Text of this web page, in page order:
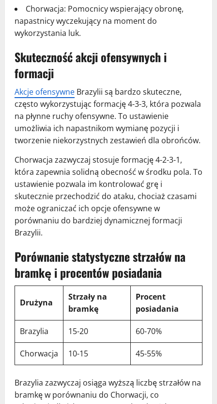
Chorwacja: Pomocnicy wspierający obronę,
napastnicy wyczekujący na moment do
wykorzystania luk.
Skuteczność akcji ofensywnych i
formacji
Akcje ofensywne Brazylii są bardzo skuteczne,
często wykorzystując formację 4-3-3, która pozwala
na płynne ruchy ofensywne. To ustawienie
umożliwia ich napastnikom wymianę pozycji i
tworzenie niekorzystnych zestawień dla obrońców.
Chorwacja zazwyczaj stosuje formację 4-2-3-1,
która zapewnia solidną obecność w środku pola. To
ustawienie pozwala im kontrolować grę i
skutecznie przechodzić do ataku, chociaż czasami
może ograniczać ich opcje ofensywne w
porównaniu do bardziej dynamicznej formacji
Brazylii.
Porównanie statystyczne strzałów na
bramkę i procentów posiadania
Drużyna
Strzały na
bramkę
Procent
posiadania
Brazylia 15-20 60-70%
Chorwacja 10-15 45-55%
Brazylia zazwyczaj osiąga wyższą liczbę strzałów na
bramkę w porównaniu do Chorwacji, co